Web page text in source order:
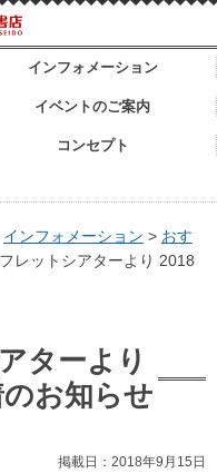
インフォメーション
イベントのご案内
コンセプト
インフォメーション > おす
レットシアターより 2018
ターより
お知らせ
掲載日：2018年9月15日